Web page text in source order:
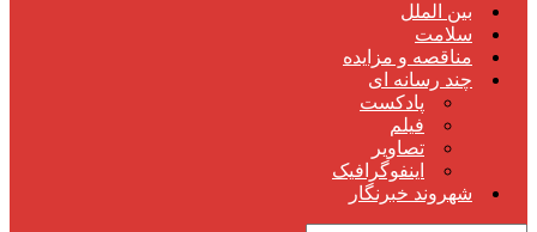
بین الملل
سلامت
مناقصه و مزایده
چند رسانه ای
پادکست
فیلم
تصاویر
اینفوگرافیک
شهروند خبرنگار